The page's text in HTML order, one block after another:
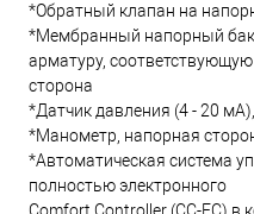
*Обратный клапан на
*Мембранный напорный бак
арматуру,
сторона
*Датчик давления (4 - 20
*Манометр, напорная
*Автоматическая система
полностью электронного